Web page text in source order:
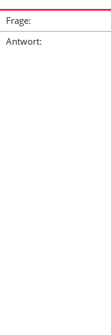
Frage:
Antwort: